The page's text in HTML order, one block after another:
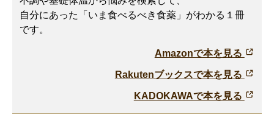
自分にあった「いま食べるべき食薬」がわかる１冊
です。
Amazonで本を見る
Rakutenブックスで本を見る
KADOKAWAで本を見る